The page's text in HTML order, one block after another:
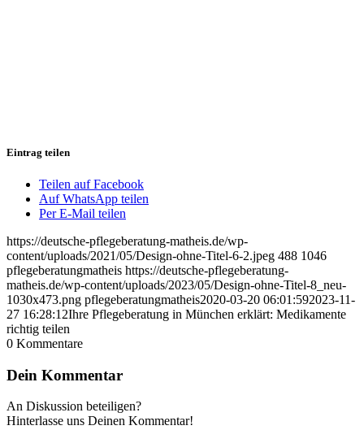
Eintrag teilen
Teilen auf Facebook
Auf WhatsApp teilen
Per E-Mail teilen
https://deutsche-pflegeberatung-matheis.de/wp-
content/uploads/2021/05/Design-ohne-Titel-6-2.jpeg 488 1046
pflegeberatungmatheis https://deutsche-pflegeberatung-
matheis.de/wp-content/uploads/2023/05/Design-ohne-Titel-8_neu-
1030x473.png pflegeberatungmatheis2020-03-20 06:01:592023-11-
27 16:28:12Ihre Pflegeberatung in München erklärt: Medikamente
richtig teilen
0 Kommentare
Dein Kommentar
An Diskussion beteiligen?
Hinterlasse uns Deinen Kommentar!